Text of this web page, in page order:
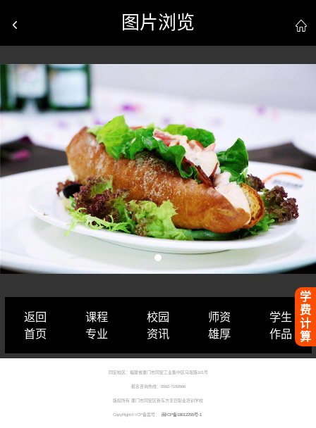
学
费
计
算
 图片浏览 
返回
首页
课程
专业
校园
资讯
师资
雄厚
学生
作品
同安校区：福建省厦门市同安工业集中区马垵路101号
报名咨询热线：0592-7192666
版权所有 厦门市同安区新东方烹饪职业培训学校
CopyRight© ICP备案号： 闽ICP备18012255号-1